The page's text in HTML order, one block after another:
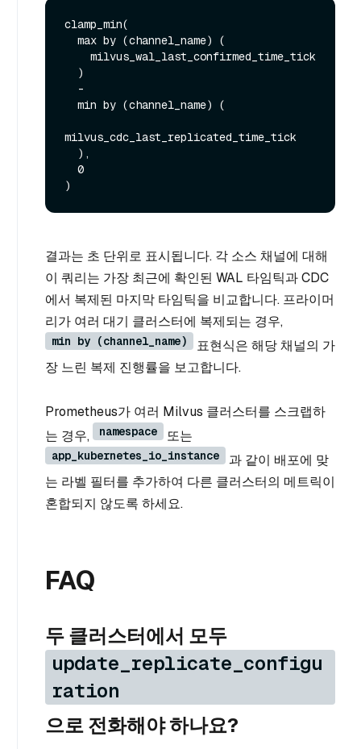
clamp_min(
milvus_cdc_last_replicated_time_tick
결과는 초 단위로 표시됩니다. 각 소스 채널에 대해
이 쿼리는 가장 최근에 확인된 WAL 타임틱과 CDC
에서 복제된 마지막 타임틱을 비교합니다. 프라이머
리가 여러 대기 클러스터에 복제되는 경우,
min by (channel_name)
표현식은 해당 채널의 가
장 느린 복제 진행률을 보고합니다.
Prometheus가 여러 Milvus 클러스터를 스크랩하
는 경우,
namespace 또는
app_kubernetes_io_instance
과 같이 배포에 맞
는 라벨 필터를 추가하여 다른 클러스터의 메트릭이
혼합되지 않도록 하세요.
FAQ
두 클러스터에서 모두
update_replicate_configu
ration
으로 전화해야 하나요?